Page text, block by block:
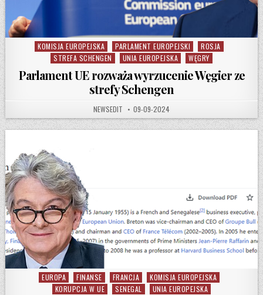
Posted in
KOMISJA EUROPEJSKA PARLAMENT EUROPEJSKI
ROSJA
STREFA SCHENGEN
UNIA EUROPEJSKA WĘGRY
Parlament UE rozważa wyrzucenie Węgier ze
strefy Schengen
AUTHOR:
NEWSEDIT PUBLISHED DATE:
09-09-2024
Posted in
EUROPA FINANSE FRANCJA
KOMISJA EUROPEJSKA
KORUPCJA W UE
SENEGAL UNIA EUROPEJSKA